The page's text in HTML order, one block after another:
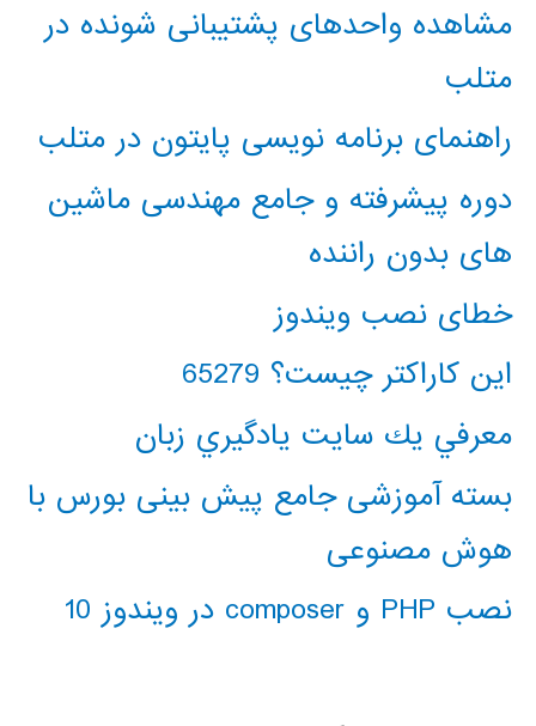
مشاهده واحدهای پشتیبانی شونده در
متلب
راهنمای برنامه نویسی پایتون در متلب
دوره پیشرفته و جامع مهندسی ماشین
های بدون راننده
خطای نصب ویندوز
این کاراکتر چیست؟ 65279
معرفي يك سايت يادگيري زبان
بسته آموزشی جامع پیش بینی بورس با
هوش مصنوعی
نصب PHP و composer در ویندوز 10